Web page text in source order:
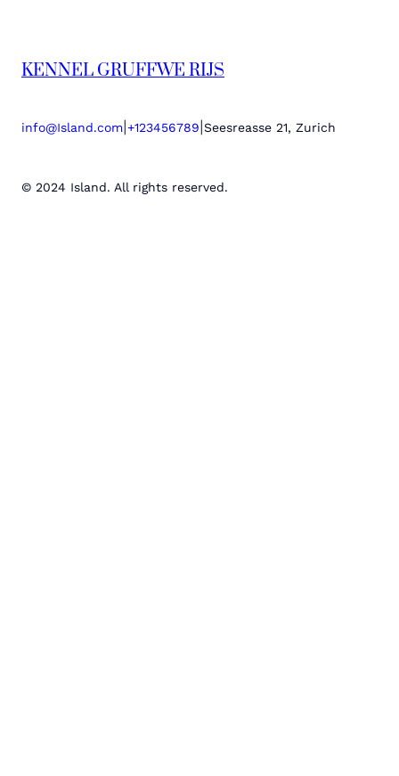
KENNEL GRUFFWE RIJS
info@Island.com +123456789 Seesreasse 21, Zurich
© 2024 Island. All rights reserved.